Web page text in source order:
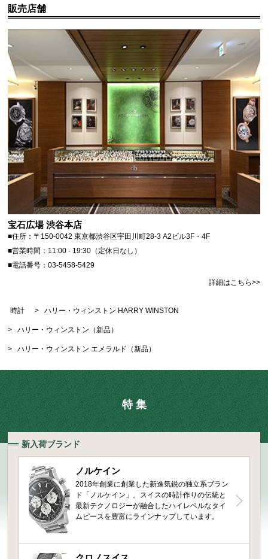
販売店舗
宝石広場 渋谷本店
■住所：〒150-0042 東京都渋谷区宇田川町28-3 A2ビル3F・4F
■営業時間：11:00 - 19:30（定休日なし）
■電話番号：03-5458-5429
詳細はこちら>>
時計 > ハリー・ウィンストン HARRY WINSTON
> ハリー・ウィンストン（新品）
> ハリー・ウィンストン エメラルド（新品）
特 集
新入荷ブランド
ノルケイン
2018年創業に創業した新進気鋭の独立系ブラン
ド「ノルケイン」。スイスの時計作りの伝統と
最新テクノロジーが融合したハイレベルなタイ
ムピースを豊富にラインナップしています。